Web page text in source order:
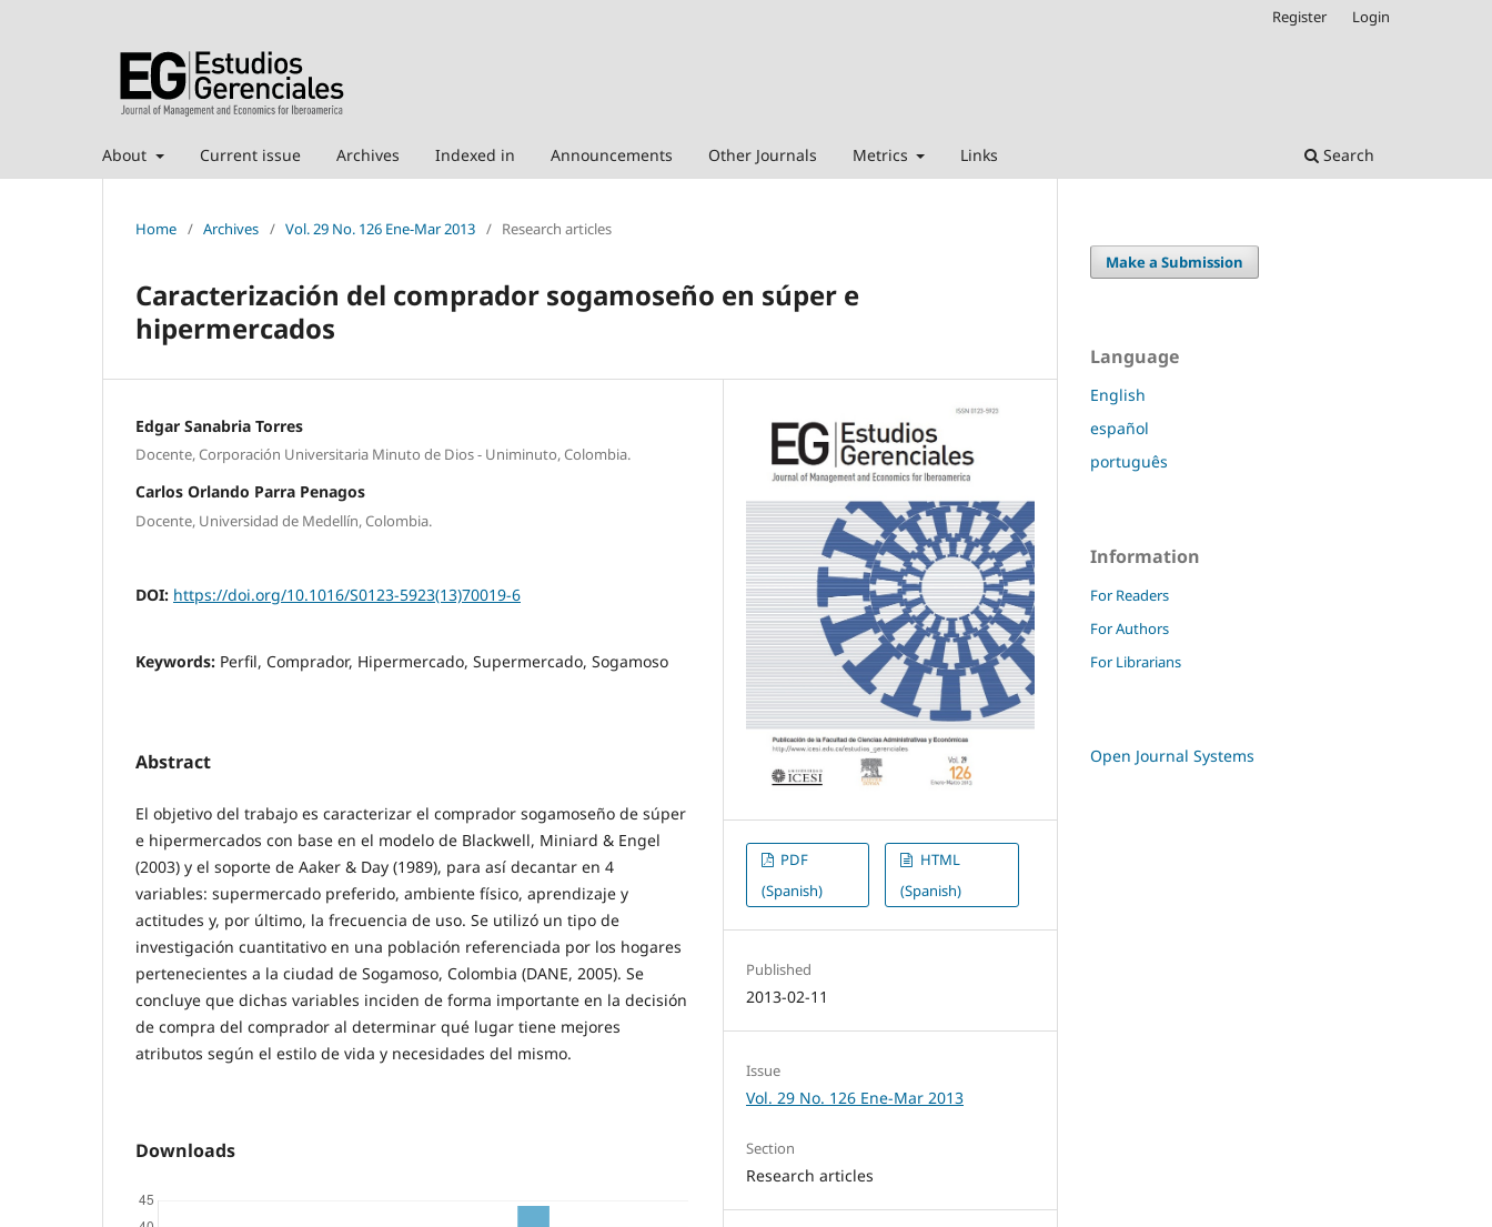
About Current issue Archives Indexed in Announcements Other Journals Metrics Links Search
Register Login
Home / Archives / Vol. 29 No. 126 Ene-Mar 2013 / Research articles
Caracterización del comprador sogamoseño en súper e
hipermercados
Edgar Sanabria Torres
Docente, Corporación Universitaria Minuto de Dios - Uniminuto, Colombia.
Carlos Orlando Parra Penagos
Docente, Universidad de Medellín, Colombia.
DOI: https://doi.org/10.1016/S0123-5923(13)70019-6
Keywords: Perfil, Comprador, Hipermercado, Supermercado, Sogamoso
Abstract
El objetivo del trabajo es caracterizar el comprador sogamoseño de súper
e hipermercados con base en el modelo de Blackwell, Miniard & Engel
(2003) y el soporte de Aaker & Day (1989), para así decantar en 4
variables: supermercado preferido, ambiente físico, aprendizaje y
actitudes y, por último, la frecuencia de uso. Se utilizó un tipo de
investigación cuantitativo en una población referenciada por los hogares
pertenecientes a la ciudad de Sogamoso, Colombia (DANE, 2005). Se
concluye que dichas variables inciden de forma importante en la decisión
de compra del comprador al determinar qué lugar tiene mejores
atributos según el estilo de vida y necesidades del mismo.
Downloads
PDF
(Spanish)
HTML
(Spanish)
Published
2013-02-11
Issue
Vol. 29 No. 126 Ene-Mar 2013
Section
Research articles
Make a Submission
Language
English
español
português
Information
For Readers
For Authors
For Librarians
Open Journal Systems